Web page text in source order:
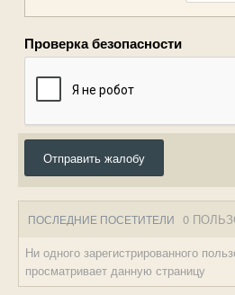
Проверка безопасности
Отправить жалобу
ПОСЛЕДНИЕ ПОСЕТИТЕЛИ 0
Ни одного зарегистрированного
просматривает данную страницу